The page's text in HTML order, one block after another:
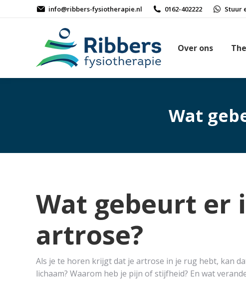
info@ribbers-fysiotherapie.nl 0162-402222 Stuur
Over ons
Wat
Wat gebeurt er
artrose?
Als je te horen krijgt dat je artrose in je rug hebt, kan
lichaam? Waarom heb je pijn of stijfheid? En wat